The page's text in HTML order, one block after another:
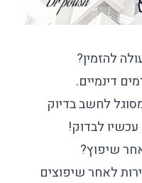
להזמין?
דינמיים.
לחשב בדיוק
לבדוק!
שיפוץ?
לאחר שיפוצים